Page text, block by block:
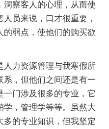
洞察客人的心理，从而使
员来说，口才很重要，
的弱点，使他们的购买欲
力资源管理与我寒假所
系，但他们之间还是有一
门涉及很多的专业，它
学，管理学等等。虽然大
的专业知识，但我坚定